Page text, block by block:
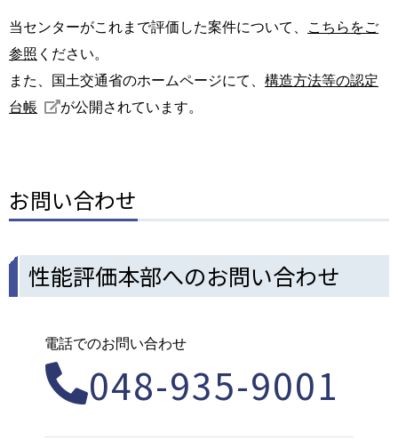
当センターがこれまで評価した案件について、 こちらをご
参照 ください。
また、国土交通省のホームページにて、 構造方法等の認定
台帳
が公開されています。
お問い合わせ
性能評価本部へのお問い合わせ
電話でのお問い合わせ
048-935-9001